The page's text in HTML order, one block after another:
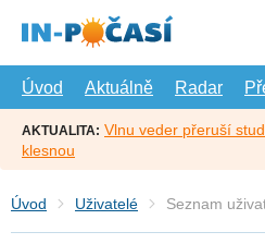
hlavní
Úvod
Aktuálně Radar
AKTUALITA: Vlnu veder přeruší
klesnou
Úvod Uživatelé Seznam